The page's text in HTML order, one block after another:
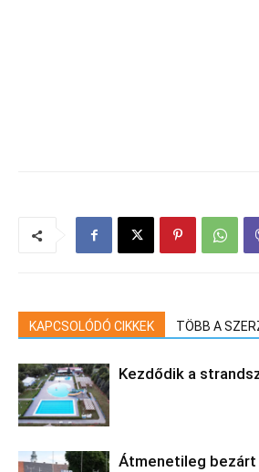
KAPCSOLÓDÓ CIKKEK TÖBB A
Kezdődik a
Átmenetileg bezárt